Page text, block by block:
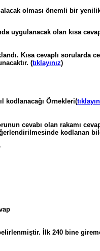
olması önemli bir
uygulanacak olan kısa
Kısa cevaplı sorularda
(tıklayınız)
kodlanacağı Örnekleri(
cevabı olan rakamı
kodlanan
İlk 240 bine